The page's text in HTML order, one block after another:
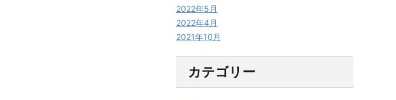
2022年5月
2022年4月
2021年10月
カテゴリー